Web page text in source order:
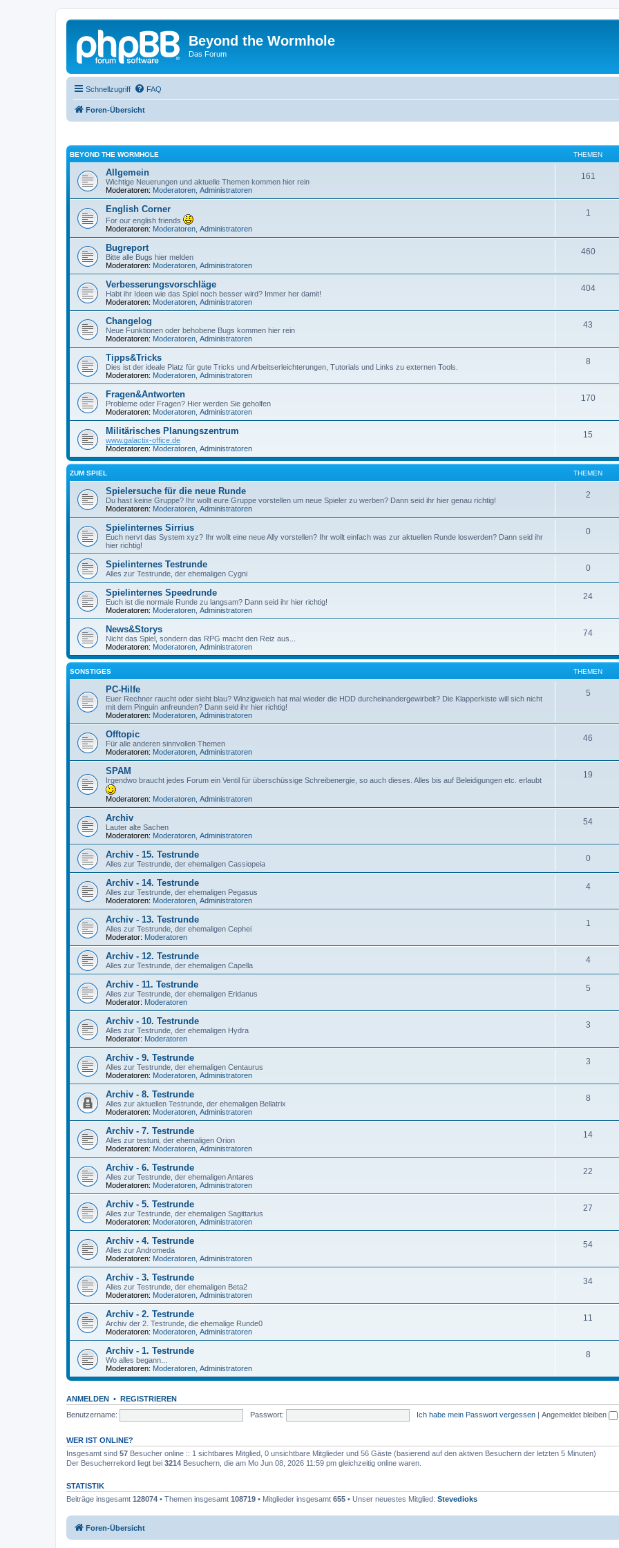
Beyond the Wormhole
Das Forum
Schnellzugriff FAQ
Foren-Übersicht
BEYOND THE WORMHOLE THEMEN
Allgemein
Wichtige Neuerungen und aktuelle Themen kommen hier rein
Moderatoren: Moderatoren Administratoren
161
English Corner
For our english friends
Moderatoren: Moderatoren Administratoren
1
Bugreport
Bitte alle Bugs hier melden
Moderatoren: Moderatoren Administratoren
460
Verbesserungsvorschläge
Habt ihr Ideen wie das Spiel noch besser wird? Immer her damit!
Moderatoren: Moderatoren Administratoren
404
Changelog
Neue Funktionen oder behobene Bugs kommen hier rein
Moderatoren: Moderatoren Administratoren
43
Tipps&Tricks
Dies ist der ideale Platz für gute Tricks und Arbeitserleichterungen, Tutorials und Links zu externen Tools.
Moderatoren: Moderatoren Administratoren
8
Fragen&Antworten
Probleme oder Fragen? Hier werden Sie geholfen
Moderatoren: Moderatoren Administratoren
170
Militärisches Planungszentrum
www.galactix-office.de
Moderatoren: Moderatoren Administratoren
15
ZUM SPIEL THEMEN
Spielersuche für die neue Runde
Du hast keine Gruppe? Ihr wollt eure Gruppe vorstellen um neue Spieler zu werben? Dann seid ihr hier genau richtig!
Moderatoren: Moderatoren Administratoren
2
Spielinternes Sirrius
Euch nervt das System xyz? Ihr wollt eine neue Ally vorstellen? Ihr wollt einfach was zur aktuellen Runde loswerden? Dann seid ihr
hier richtig!
0
Spielinternes Testrunde
Alles zur Testrunde, der ehemaligen Cygni
0
Spielinternes Speedrunde
Euch ist die normale Runde zu langsam? Dann seid ihr hier richtig!
Moderatoren: Moderatoren Administratoren
24
News&Storys
Nicht das Spiel, sondern das RPG macht den Reiz aus...
Moderatoren: Moderatoren Administratoren
74
SONSTIGES THEMEN
PC-Hilfe
Euer Rechner raucht oder sieht blau? Winzigweich hat mal wieder die HDD durcheinandergewirbelt? Die Klapperkiste will sich nicht
mit dem Pinguin anfreunden? Dann seid ihr hier richtig!
Moderatoren: Moderatoren Administratoren
5
Offtopic
Für alle anderen sinnvollen Themen
Moderatoren: Moderatoren Administratoren
46
SPAM
Irgendwo braucht jedes Forum ein Ventil für überschüssige Schreibenergie, so auch dieses. Alles bis auf Beleidigungen etc. erlaubt
Moderatoren: Moderatoren Administratoren
19
Archiv
Lauter alte Sachen
Moderatoren: Moderatoren Administratoren
54
Archiv - 15. Testrunde
Alles zur Testrunde, der ehemaligen Cassiopeia
0
Archiv - 14. Testrunde
Alles zur Testrunde, der ehemaligen Pegasus
Moderatoren: Moderatoren Administratoren
4
Archiv - 13. Testrunde
Alles zur Testrunde, der ehemaligen Cephei
Moderator: Moderatoren
1
Archiv - 12. Testrunde
Alles zur Testrunde, der ehemaligen Capella
4
Archiv - 11. Testrunde
Alles zur Testrunde, der ehemaligen Eridanus
Moderator: Moderatoren
5
Archiv - 10. Testrunde
Alles zur Testrunde, der ehemaligen Hydra
Moderator: Moderatoren
3
Archiv - 9. Testrunde
Alles zur Testrunde, der ehemaligen Centaurus
Moderatoren: Moderatoren Administratoren
3
Archiv - 8. Testrunde
Alles zur aktuellen Testrunde, der ehemaligen Bellatrix
Moderatoren: Moderatoren Administratoren
8
Archiv - 7. Testrunde
Alles zur testuni, der ehemaligen Orion
Moderatoren: Moderatoren Administratoren
14
Archiv - 6. Testrunde
Alles zur Testrunde, der ehemaligen Antares
Moderatoren: Moderatoren Administratoren
22
Archiv - 5. Testrunde
Alles zur Testrunde, der ehemaligen Sagittarius
Moderatoren: Moderatoren Administratoren
27
Archiv - 4. Testrunde
Alles zur Andromeda
Moderatoren: Moderatoren Administratoren
54
Archiv - 3. Testrunde
Alles zur Testrunde, der ehemaligen Beta2
Moderatoren: Moderatoren Administratoren
34
Archiv - 2. Testrunde
Archiv der 2. Testrunde, die ehemalige Runde0
Moderatoren: Moderatoren Administratoren
11
Archiv - 1. Testrunde
Wo alles begann...
Moderatoren: Moderatoren Administratoren
8
ANMELDEN • REGISTRIEREN
Benutzername:
Passwort: Ich habe mein Passwort vergessen | Angemeldet bleiben
WER IST ONLINE?
Insgesamt sind 57 Besucher online :: 1 sichtbares Mitglied, 0 unsichtbare Mitglieder und 56 Gäste (basierend auf den aktiven Besuchern der letzten 5 Minuten)
Der Besucherrekord liegt bei 3214 Besuchern, die am Mo Jun 08, 2026 11:59 pm gleichzeitig online waren.
STATISTIK
Beiträge insgesamt 128074 • Themen insgesamt 108719 • Mitglieder insgesamt 655 • Unser neuestes Mitglied: Stevedioks
Foren-Übersicht